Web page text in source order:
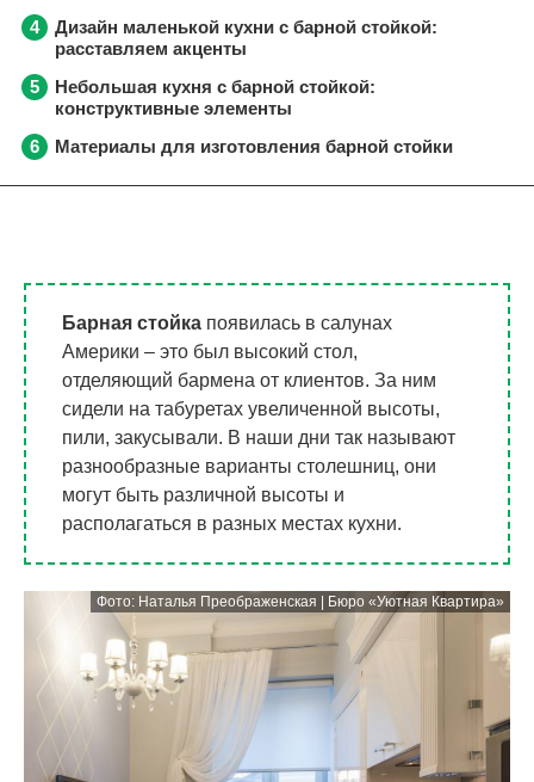
Дизайн маленькой кухни с барной стойкой:
расставляем акценты
Небольшая кухня с барной стойкой:
конструктивные элементы
Материалы для изготовления барной стойки
Барная стойка появилась в салунах
Америки – это был высокий стол,
отделяющий бармена от клиентов. За ним
сидели на табуретах увеличенной высоты,
пили, закусывали. В наши дни так называют
разнообразные варианты столешниц, они
могут быть различной высоты и
располагаться в разных местах кухни.